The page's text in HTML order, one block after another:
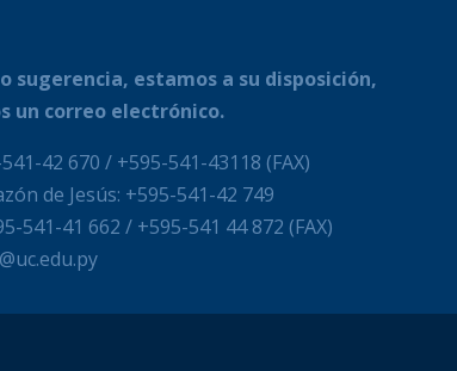
sugerencia, estamos a su disposición,
un correo electrónico.
42 670 / +595-541-43118 (FAX)
de Jesús: +595-541-42 749
541-41 662 / +595-541 44 872 (FAX)